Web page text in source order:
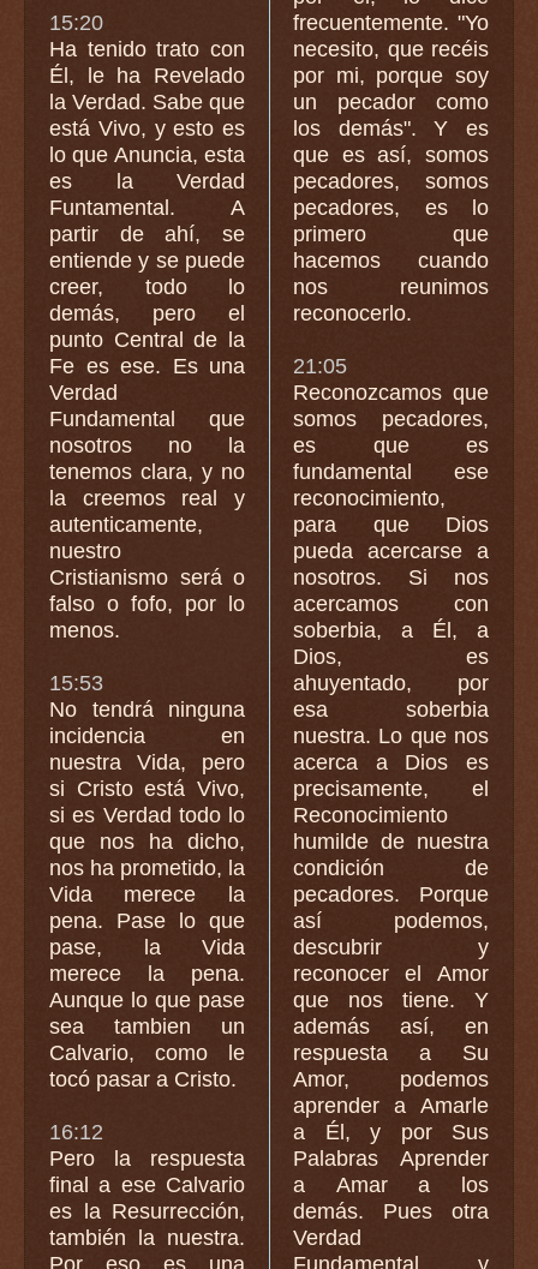
15:20
Ha tenido trato con
Él, le ha Revelado
la Verdad. Sabe que
está Vivo, y esto es
lo que Anuncia, esta
es la Verdad
Funtamental. A
partir de ahí, se
entiende y se puede
creer, todo lo
demás, pero el
punto Central de la
Fe es ese. Es una
Verdad
Fundamental que
nosotros no la
tenemos clara, y no
la creemos real y
autenticamente,
nuestro
Cristianismo será o
falso o fofo, por lo
menos.
15:53
No tendrá ninguna
incidencia en
nuestra Vida, pero
si Cristo está Vivo,
si es Verdad todo lo
que nos ha dicho,
nos ha prometido, la
Vida merece la
pena. Pase lo que
pase, la Vida
merece la pena.
Aunque lo que pase
sea tambien un
Calvario, como le
tocó pasar a Cristo.
16:12
Pero la respuesta
final a ese Calvario
es la Resurrección,
también la nuestra.
frecuentemente. "Yo
necesito, que recéis
por mi, porque soy
un pecador como
los demás". Y es
que es así, somos
pecadores, somos
pecadores, es lo
primero que
hacemos cuando
nos reunimos
reconocerlo.
21:05
Reconozcamos que
somos pecadores,
es que es
fundamental ese
reconocimiento,
para que Dios
pueda acercarse a
nosotros. Si nos
acercamos con
soberbia, a Él, a
Dios, es
ahuyentado, por
esa soberbia
nuestra. Lo que nos
acerca a Dios es
precisamente, el
Reconocimiento
humilde de nuestra
condición de
pecadores. Porque
así podemos,
descubrir y
reconocer el Amor
que nos tiene. Y
además así, en
respuesta a Su
Amor, podemos
aprender a Amarle
a Él, y por Sus
Palabras Aprender
a Amar a los
demás. Pues otra
Verdad